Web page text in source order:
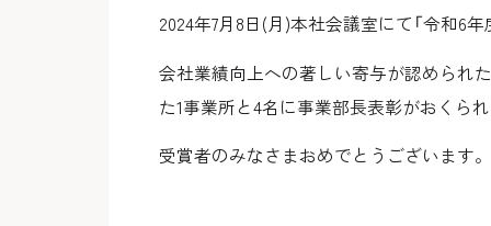
2024年7月8日(月)本社会議室にて「令和6
会社業績向上への著しい寄与が認められ
た1事業所と4名に事業部長表彰がおくら
受賞者のみなさまおめでとうございます。